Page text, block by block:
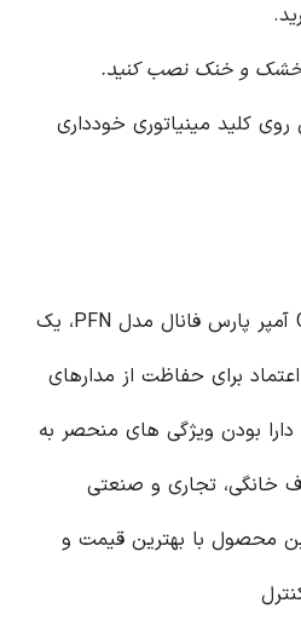
خشک و خنک نصب کنید.
کلید مینیاتوری خودداری
کلید مینیاتوری دو پل C25 آمپر پارس فانال مدل PFN، یک
برای حفاظت از مدارهای
دارا بودن ویژگی های منحصر به
خانگی، تجاری و صنعتی
محصول با بهترین قیمت و